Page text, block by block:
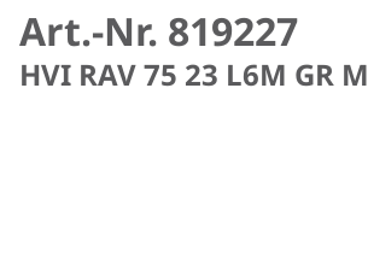
Art.-Nr. 819227
HVI RAV 75 23 L6M GR M